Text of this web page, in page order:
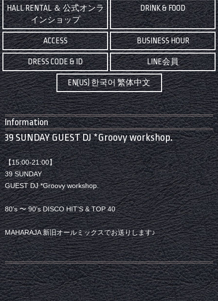
HALL RENTAL ＆ 公式オンラ
インショップ
DRINK & FOOD
ACCESS BUSINESS HOUR
DRESS CODE & ID LINE会員
EN(US) 한국어 繁体中文
Information
39 SUNDAY GUEST DJ *Groovy workshop.
【15:00-21:00】
39 SUNDAY
GUEST DJ *Groovy workshop.
80’s 〜 90’s DISCO HIT’S & TOP 40
MAHARAJA 新旧オールミックスでお送りします♪